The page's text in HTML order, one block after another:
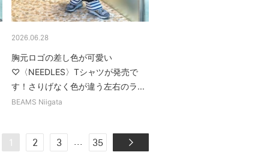
2026.06.28
胸元ロゴの差し色が可愛い
♡〈NEEDLES〉Tシャツが発売で
す！さりげなく色が違う左右のラ...
BEAMS Niigata
1 2 3 ... 35